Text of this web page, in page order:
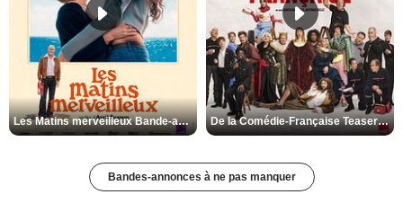
Les Matins merveilleux Bande-annonce VF De la Comédie-Française Teaser VF
Bandes-annonces à ne pas manquer